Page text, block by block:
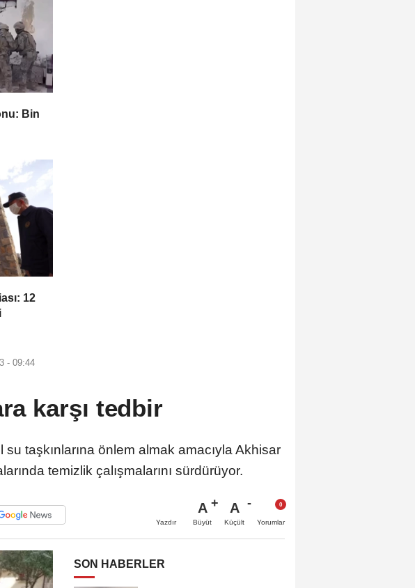
Bin
12
- 09:44
karşı tedbir
taşkınlarına önlem almak amacıyla Akhisar
temizlik çalışmalarını sürdürüyor.
Yazdır
A
Büyüt
A
Küçült Yorumlar
SON HABERLER